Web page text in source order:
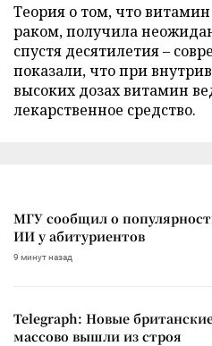
Теория о том, что витамин
раком, получила
спустя десятилетия –
показали, что при
высоких дозах витамин
лекарственное средство.
МГУ сообщил о
ИИ у абитуриентов
9 минут назад
Telegraph: Новые
массово вышли из строя